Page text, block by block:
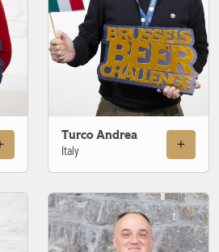
Turco Andrea
Italy